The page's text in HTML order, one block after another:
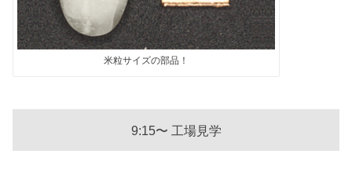
米粒サイズの部品！
9:15〜 工場見学